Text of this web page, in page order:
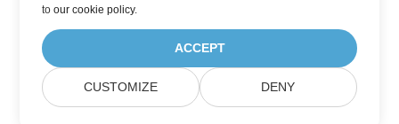
toour cookie policy.
ACCEPT
CUSTOMIZE DENY